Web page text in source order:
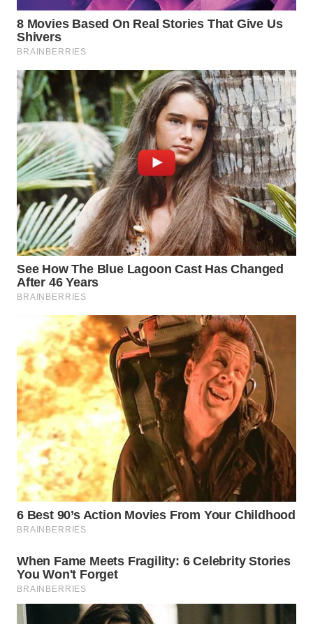
LABUANBAJO
WN
BORNEO
Wahana
Media
Group
WAHANA
NEWS
WAHANA
TANI
WAHANA
ADVOKAT
WAHANA
INFRASTRUKTUR
WAHANA
KONSUMEN
WAHANA
LISTRIK
WAHANA
TRAVEL
WAHANA
WAHANANEWS
ID